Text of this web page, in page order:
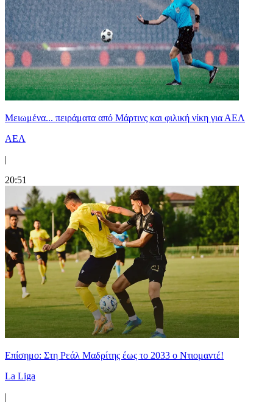
Μειωμένα... πειράματα από Μάρτινς και φιλική νίκη για ΑΕΛ
ΑΕΛ
|
20:51
Επίσημο: Στη Ρεάλ Μαδρίτης έως το 2033 ο Ντιομαντέ!
La Liga
|